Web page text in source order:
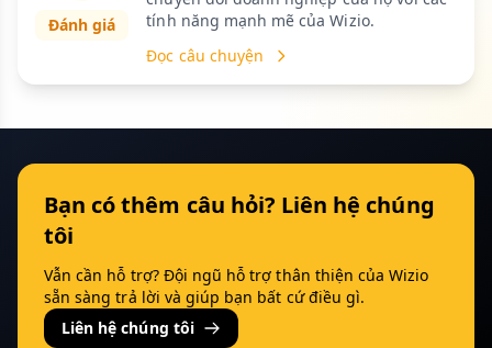
Đánh giá
tính năng mạnh mẽ của Wizio.
Đọc câu chuyện
Bạn có thêm câu hỏi? Liên hệ chúng
tôi
Vẫn cần hỗ trợ? Đội ngũ hỗ trợ thân thiện của Wizio
sẵn sàng trả lời và giúp bạn bất cứ điều gì.
Liên hệ chúng tôi